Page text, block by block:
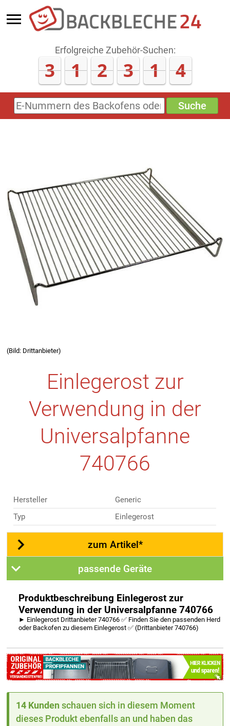
Erfolgreiche Zubehör-Suchen:
3 1 2 3 1 4
E-
Nummern
Suche
(Bild: Drittanbieter)
Einlegerost zur
Verwendung in der
Universalpfanne
740766
Hersteller
Generic
Typ
Einlegerost
zum Artikel*
passende Geräte
Produktbeschreibung Einlegerost zur
Verwendung in der Universalpfanne 740766
► Einlegerost Drittanbieter 740766 ✅ Finden Sie den passenden Herd
oder Backofen zu diesem Einlegerost ✅ (Drittanbieter 740766)
14 Kunden schauen sich in diesem Moment
dieses Produkt ebenfalls an und haben das